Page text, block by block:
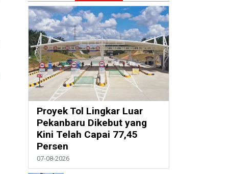
Proyek Tol Lingkar Luar
Pekanbaru Dikebut yang
Kini Telah Capai 77,45
Persen
07-08-2026